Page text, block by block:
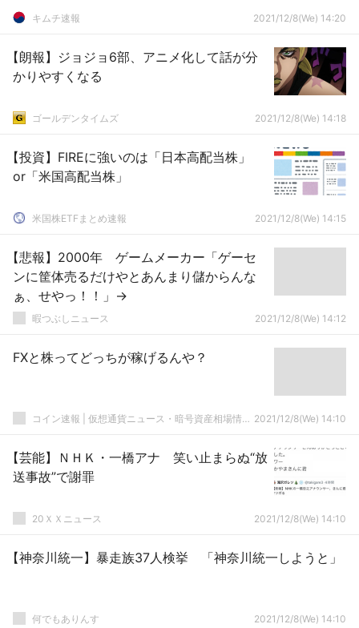
キムチ速報 2021/12/8(We) 14:20
【朗報】ジョジョ6部、アニメ化して話が分
かりやすくなる
ゴールデンタイムズ 2021/12/8(We) 14:18
【投資】FIREに強いのは「日本高配当株」
or「米国高配当株」
米国株ETFまとめ速報 2021/12/8(We) 14:15
【悲報】2000年 ゲームメーカー「ゲーセ
ンに筐体売るだけやとあんまり儲からんな
ぁ、せやっ！！」→
暇つぶしニュース 2021/12/8(We) 14:12
FXと株ってどっちが稼げるんや？
コイン速報 | 仮想通貨ニュース・暗号資産相場情報・5chまとめ 2021/12/8(We) 14:10
【芸能】ＮＨＫ・一橋アナ 笑い止まらぬ“放
送事故”で謝罪
20ＸＸニュース 2021/12/8(We) 14:10
【神奈川統一】暴走族37人検挙 「神奈川統一しようと」
何でもありんす 2021/12/8(We) 14:10